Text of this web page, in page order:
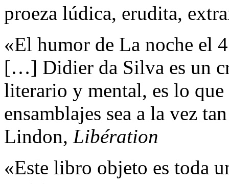
proeza lúdica, erudita,
«El humor de La noche el
[…] Didier da Silva es un
literario y mental, es lo que
ensamblajes sea a la vez
Lindon, Libération
«Este libro objeto es toda